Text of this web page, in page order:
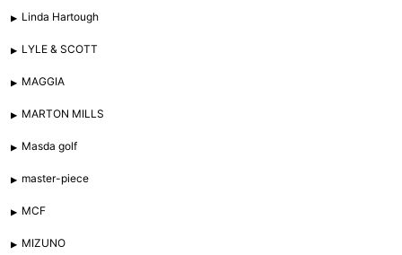
Linda Hartough
LYLE & SCOTT
MAGGIA
MARTON MILLS
Masda golf
master-piece
MCF
MIZUNO